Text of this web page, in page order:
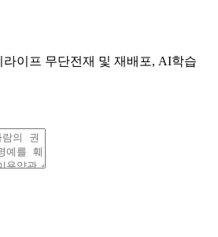
이프 무단전재 및 재배포, AI학습